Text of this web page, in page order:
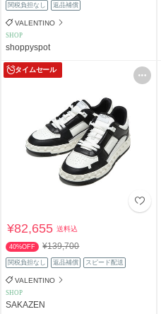
関税負担なし 返品補償
VALENTINO
SHOP
shoppyspot
タイムセール
¥82,655送料込
40%OFF ¥139,700
関税負担なし 返品補償 スピード配送
VALENTINO
SHOP
SAKAZEN